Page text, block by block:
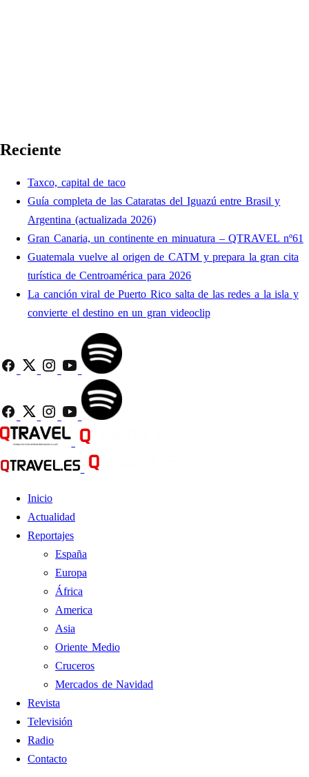
Reciente
Taxco, capital de taco
Guía completa de las Cataratas del Iguazú entre Brasil y
Argentina (actualizada 2026)
Gran Canaria, un continente en minuatura – QTRAVEL nº61
Guatemala vuelve al origen de CATM y prepara la gran cita
turística de Centroamérica para 2026
La canción viral de Puerto Rico salta de las redes a la isla y
convierte el destino en un gran videoclip
Inicio
Actualidad
Reportajes
España
Europa
África
America
Asia
Oriente Medio
Cruceros
Mercados de Navidad
Revista
Televisión
Radio
Contacto